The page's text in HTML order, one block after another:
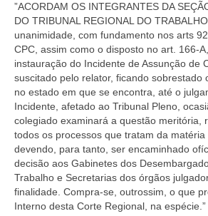
”ACORDAM OS INTEGRANTES DA
DO TRIBUNAL REGIONAL DO
unanimidade, com fundamento nos arts
CPC, assim como o disposto no art. 166-
instauração do Incidente de Assunção de
suscitado pelo relator, ficando sobrestado
no estado em que se encontra, até o
Incidente, afetado ao Tribunal Pleno,
colegiado examinará a questão meritória,
todos os processos que tratam da matéria
devendo, para tanto, ser encaminhado
decisão aos Gabinetes dos
Trabalho e Secretarias dos órgãos
finalidade. Compra-se, outrossim, o que
Interno desta Corte Regional, na espécie.”